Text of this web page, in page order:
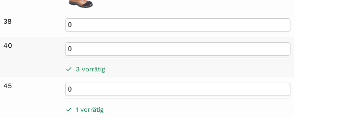
38
40
3 vorrätig
45
1 vorrätig